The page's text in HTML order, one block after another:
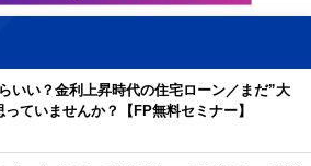
いい？金利上昇時代の住宅ローン／まだ”大
っていませんか？【FP無料セミナー】